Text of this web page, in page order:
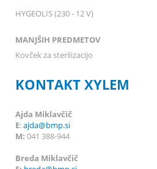
HYGEOLIS (230 - 12 V)
MANJŠIH PREDMETOV
Kovček za sterilizacijo
KONTAKT XYLEM
Ajda Miklavčič
E:ajda@bmp.si
M: 041 388-944
Breda Miklavčič